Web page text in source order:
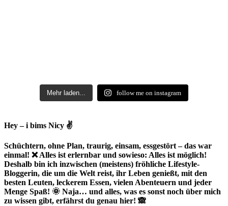
Mehr laden... follow me on instagram
Hey – i bims Nicy ✌
Schüchtern, ohne Plan, traurig, einsam, essgestört – das war
einmal! ❌ Alles ist erlernbar und sowieso: Alles ist möglich!
Deshalb bin ich inzwischen (meistens) fröhliche Lifestyle-
Bloggerin, die um die Welt reist, ihr Leben genießt, mit den
besten Leuten, leckerem Essen, vielen Abenteuern und jeder
Menge Spaß! 🌞 Naja… und alles, was es sonst noch über mich
zu wissen gibt, erfährst du genau hier! 🙈